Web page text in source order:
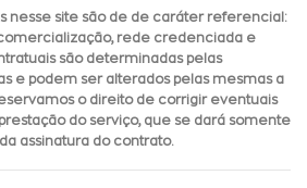
nesse site são de de caráter referencial:
rede credenciada e
são determinadas pelas
e podem ser alterados pelas mesmas a
o direito de corrigir eventuais
do serviço, que se dará somente
assinatura do contrato.